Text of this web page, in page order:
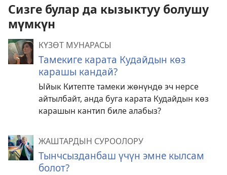
Сизге булар да кызыктуу болушу
мүмкүн
КҮЗӨТ МУНАРАСЫ
Тамекиге карата Кудайдын көз
карашы кандай?
Ыйык Китепте тамеки жөнүндө эч нерсе
айтылбайт, анда буга карата Кудайдын көз
карашын кантип биле алабыз?
ЖАШТАРДЫН СУРООЛОРУ
Тынчсызданбаш үчүн эмне кылсам
болот?